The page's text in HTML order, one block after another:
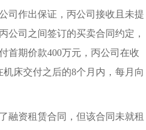
司作出保证，丙公司接收且未提
公司之间签订的买卖合同约定，
首期价款400万元，丙公司在收
床交付之后的8个月内，每月向
融资租赁合同，但该合同未就租